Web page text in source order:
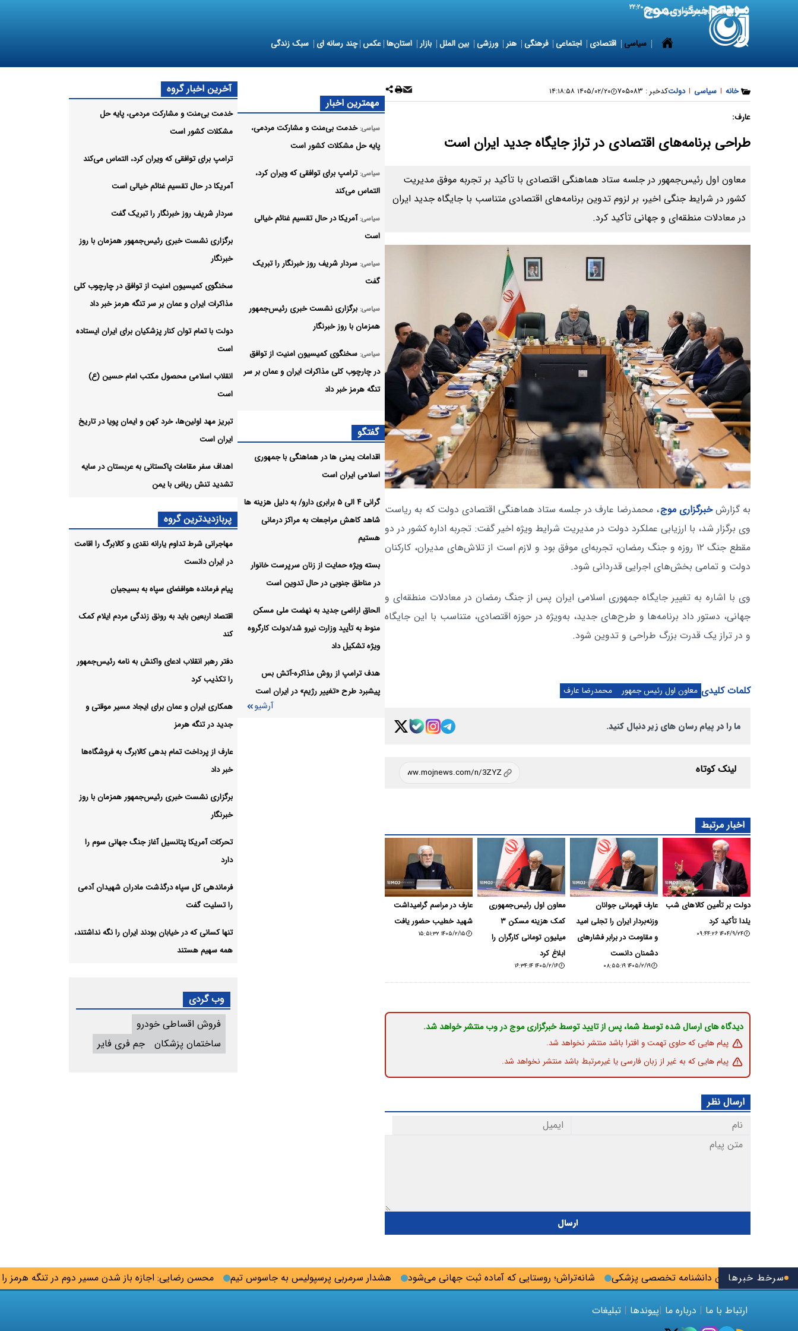
8 August 2026 شنبه ۱۷ مرداد ۱۴۰۵ ۲۲:۲۰
سیاسی اقتصادی اجتماعی فرهنگی هنر ورزشی بین الملل بازار استان‌ها عکس چند رسانه ای سبک زندگی
سرخط خبرها محسن رضایی: اجازه باز شدن مسیر دوم در تنگه هرمز را هشدار سرمربی پرسپولیس به جاسوس تیم شانه‌تراش؛ روستایی که آماده ثبت جهانی می‌شود ثبت‌نام آزمون دانشنامه تخصصی پزشکی
خانه | سیاسی | دولتکدخبر : ۷۰۵۰۸۳ ۱۴۰۵/۰۲/۲۰ ۱۴:۱۸:۵۸
عارف:
طراحی برنامه‌های اقتصادی در تراز جایگاه جدید ایران است
معاون اول رئیس‌جمهور در جلسه ستاد هماهنگی اقتصادی با تأکید بر تجربه موفق مدیریت
کشور در شرایط جنگی اخیر، بر لزوم تدوین برنامه‌های اقتصادی متناسب با جایگاه جدید ایران
در معادلات منطقه‌ای و جهانی تأکید کرد.
به گزارشخبرگزاری موج، محمدرضا عارف در جلسه ستاد هماهنگی اقتصادی دولت که به ریاست
وی برگزار شد، با ارزیابی عملکرد دولت در مدیریت شرایط ویژه اخیر گفت: تجربه اداره کشور در دو
مقطع جنگ ۱۲ روزه و جنگ رمضان، تجربه‌ای موفق بود و لازم است از تلاش‌های مدیران، کارکنان
دولت و تمامی بخش‌های اجرایی قدردانی شود.
وی با اشاره به تغییر جایگاه جمهوری اسلامی ایران پس از جنگ رمضان در معادلات منطقه‌ای و
جهانی، دستور داد برنامه‌ها و طرح‌های جدید، به‌ویژه در حوزه اقتصادی، متناسب با این جایگاه
و در تراز یک قدرت بزرگ طراحی و تدوین شود.
کلمات کلیدی معاون اول رئیس جمهور محمدرضا عارف
ما را در پیام رسان های زیر دنبال کنید.
لینک کوتاه
اخبار مرتبط
دولت بر تأمین کالاهای شب
یلدا تأکید کرد
۱۴۰۴/۹/۲۴ ۰۹:۴۴:۲۶
عارف قهرمانی جوانان
وزنه‌بردار ایران را تجلی امید
و مقاومت در برابر فشارهای
دشمنان دانست
۱۴۰۵/۲/۱۹ ۰۸:۵۵:۱۹
معاون اول رئیس‌جمهوری
کمک‌ هزینه مسکن ۳
میلیون تومانی کارگران را
ابلاغ کرد
۱۴۰۵/۲/۱۶ ۱۶:۳۴:۱۴
عارف در مراسم گرامیداشت
شهید خطیب حضور یافت
۱۴۰۵/۲/۱۵ ۱۵:۵۱:۳۲
دیدگاه های ارسال شده توسط شما، پس از تایید توسط خبرگزاری موج در وب منتشر خواهد شد.
پیام هایی که حاوی تهمت و افترا باشد منتشر نخواهد شد.
پیام هایی که به غیر از زبان فارسی یا غیرمرتبط باشد منتشر نخواهد شد.
ارسال نظر
ارسال
مهمترین اخبار
سیاسی: خدمت بی‌منت و مشارکت مردمی،
پایه حل مشکلات کشور است
سیاسی: ترامپ برای توافقی که ویران کرد،
التماس می‌کند
سیاسی: آمریکا در حال تقسیم غنائم خیالی
است
سیاسی: سردار شریف روز خبرنگار را تبریک
گفت
سیاسی: برگزاری نشست خبری رئیس‌جمهور
همزمان با روز خبرنگار
سیاسی: سخنگوی کمیسیون امنیت از توافق
در چارچوب کلی مذاکرات ایران و عمان بر سر
تنگه هرمز خبر داد
ایران ایستاده است
سیاسی: انقلاب اسلامی محصول مکتب امام
حسین (ع) است
سیاسی: تبریز مهد اولین‌ها، خرد کهن و ایمان
پویا در تاریخ ایران است
عربستان در سایه تشدید تنش ریاض با یمن
آرشیو
گفتگو
اقدامات یمنی ها در هماهنگی با جمهوری
اسلامی ایران است
گرانی ۴ الی ۵ برابری دارو/ به دلیل هزینه ها
شاهد کاهش مراجعات به مراکز درمانی
هستیم
بسته ویژه حمایت از زنان سرپرست خانوار
در مناطق جنوبی در حال تدوین است
الحاق اراضی جدید به نهضت ملی مسکن
منوط به تأیید وزارت نیرو شد/دولت کارگروه
ویژه تشکیل داد
هدف ترامپ از روش مذاکره-آتش بس
پیشبرد طرح «تغییر رژیم» در ایران است
آرشیو
آخرین اخبار گروه
خدمت بی‌منت و مشارکت مردمی، پایه حل
مشکلات کشور است
ترامپ برای توافقی که ویران کرد، التماس می‌کند
آمریکا در حال تقسیم غنائم خیالی است
سردار شریف روز خبرنگار را تبریک گفت
برگزاری نشست خبری رئیس‌جمهور همزمان با روز
خبرنگار
سخنگوی کمیسیون امنیت از توافق در چارچوب کلی
مذاکرات ایران و عمان بر سر تنگه هرمز خبر داد
دولت با تمام توان کنار پزشکیان برای ایران ایستاده
است
انقلاب اسلامی محصول مکتب امام حسین (ع)
است
تبریز مهد اولین‌ها، خرد کهن و ایمان پویا در تاریخ
ایران است
اهداف سفر مقامات پاکستانی به عربستان در سایه
تشدید تنش ریاض با یمن
پربازدیدترین گروه
مهاجرانی شرط تداوم یارانه نقدی و کالابرگ را اقامت
در ایران دانست
پیام فرمانده هوافضای سپاه به بسیجیان
اقتصاد اربعین باید به رونق زندگی مردم ایلام کمک
کند
دفتر رهبر انقلاب ادعای واکنش به نامه رئیس‌جمهور
را تکذیب کرد
همکاری ایران و عمان برای ایجاد مسیر موقتی و
جدید در تنگه هرمز
عارف از پرداخت تمام بدهی کالابرگ به فروشگاه‌ها
خبر داد
برگزاری نشست خبری رئیس‌جمهور همزمان با روز
خبرنگار
تحرکات آمریکا پتانسیل آغاز جنگ جهانی سوم را
دارد
فرماندهی کل سپاه درگذشت مادران شهیدان آدمی
را تسلیت گفت
تنها کسانی که در خیابان بودند ایران را نگه نداشتند،
همه سهیم هستند
وب گردی
فروش اقساطی خودرو
ساختمان پزشکان
جم فری فایر
ارتباط با ما | درباره ما |پیوندها | تبلیغات